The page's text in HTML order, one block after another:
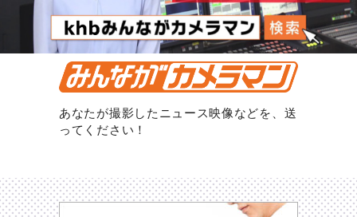
あなたが撮影したニュース映像などを、送
ってください！